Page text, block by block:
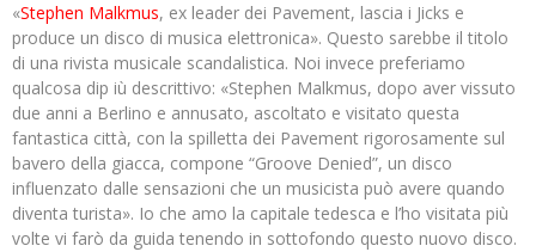
«Stephen Malkmus, ex leader dei Pavement, lascia i Jicks e
produce un disco di musica elettronica». Questo sarebbe il titolo
di una rivista musicale scandalistica. Noi invece preferiamo
qualcosa dip iù descrittivo: «Stephen Malkmus, dopo aver vissuto
due anni a Berlino e annusato, ascoltato e visitato questa
fantastica città, con la spilletta dei Pavement rigorosamente sul
bavero della giacca, compone “Groove Denied”, un disco
influenzato dalle sensazioni che un musicista può avere quando
diventa turista». Io che amo la capitale tedesca e l’ho visitata più
volte vi farò da guida tenendo in sottofondo questo nuovo disco.